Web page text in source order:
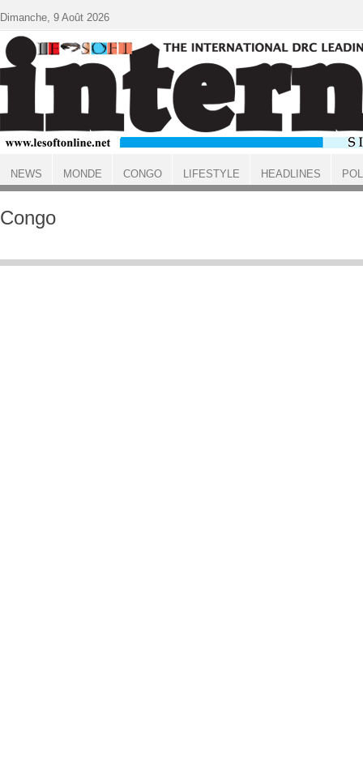
ACCUEIL
Congo
Dimanche, 9 Août 2026
NEWS MONDE CONGO LIFESTYLE HEADLINES